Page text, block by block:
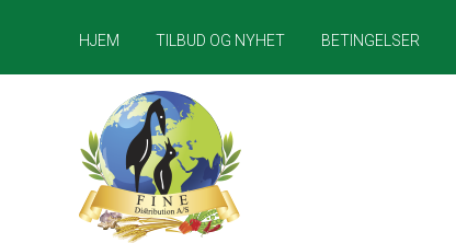
HJEM TILBUD OG NYHET BETINGELSER